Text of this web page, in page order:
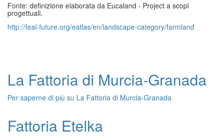
Fonte: definizione elaborata da Eucaland - Project a scopi
progettuali.
http://feal-future.org/eatlas/en/landscape-category/farmland
La Fattoria di Murcia-Granada
Per saperne di più su La Fattoria di Murcia-Granada
Fattoria Etelka